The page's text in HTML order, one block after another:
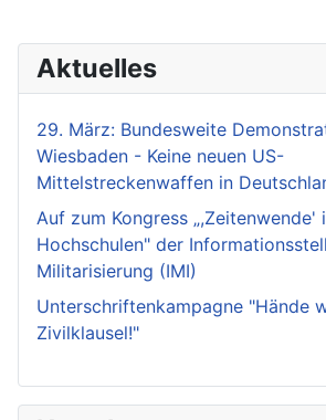
Aktuelles
29. März: Bundesweite
Wiesbaden - Keine neuen US-
Mittelstreckenwaffen in
Auf zum Kongress „,Zeitenwende'
Hochschulen" der
Militarisierung (IMI)
Unterschriftenkampagne "Hände
Zivilklausel!"